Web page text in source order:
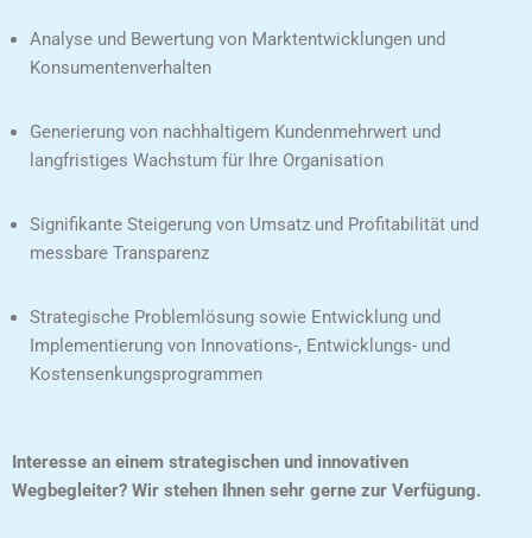
Analyse und Bewertung von Marktentwicklungen und
Konsumentenverhalten
Generierung von nachhaltigem Kundenmehrwert und
langfristiges Wachstum für Ihre Organisation
Signifikante Steigerung von Umsatz und Profitabilität und
messbare Transparenz
Strategische Problemlösung sowie Entwicklung und
Implementierung von Innovations-, Entwicklungs- und
Kostensenkungsprogrammen
Interesse an einem strategischen und innovativen
Wegbegleiter? Wir stehen Ihnen sehr gerne zur Verfügung.